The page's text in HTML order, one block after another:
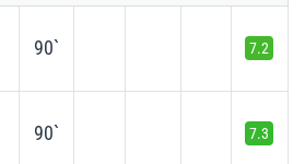
90` 7.2
90` 7.3